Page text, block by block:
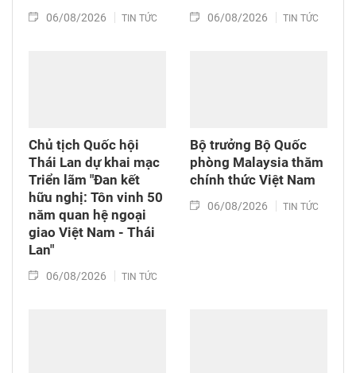
06/08/2026 TIN TỨC 06/08/2026 TIN TỨC
Chủ tịch Quốc hội
Thái Lan dự khai mạc
Triển lãm "Đan kết
hữu nghị: Tôn vinh 50
năm quan hệ ngoại
giao Việt Nam - Thái
Lan"
06/08/2026 TIN TỨC
Bộ trưởng Bộ Quốc
phòng Malaysia thăm
chính thức Việt Nam
06/08/2026 TIN TỨC